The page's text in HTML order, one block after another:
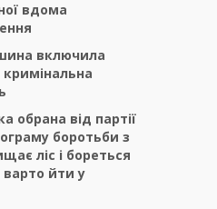
вдома
включила
обрана від партії
боротьби з
ліс і бореться
йти у